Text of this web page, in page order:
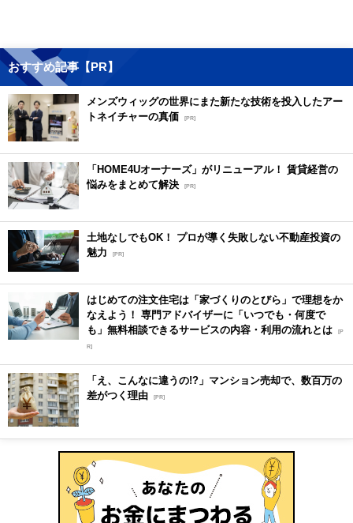
おすすめ記事【PR】
メンズウィッグの世界にまた新たな技術を投入したアー
トネイチャーの真価
[PR]
「HOME4Uオーナーズ」がリニューアル！ 賃貸経営の
悩みをまとめて解決 [PR]
土地なしでもOK！ プロが導く失敗しない不動産投資の
魅力
[PR]
はじめての注文住宅は「家づくりのとびら」で理想をか
なえよう！ 専門アドバイザーに「いつでも・何度で
も」無料相談できるサービスの内容・利用の流れとは [P
R]
「え、こんなに違うの!?」マンション売却で、数百万の
差がつく理由 [PR]